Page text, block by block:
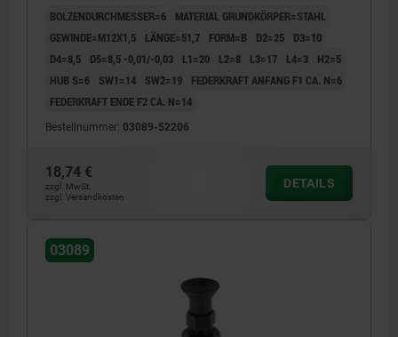
SCHWARZGRAU RAL7021
BOLZENDURCHMESSER=6
MATERIAL GRUNDKÖRPER=STAHL
GEWINDE=M12X1,5
LÄNGE=51,7 FORM=B D2=25
D3=10
D4=8,5
D5=8,5 -0,01/-0,03 L1=20 L2=8 L3=17 L4=3
H2=5
HUB S=6
SW1=14 SW2=19
FEDERKRAFT ANFANG F1 CA. N=6
FEDERKRAFT ENDE F2 CA. N=14
Bestellnummer: 03089-52206
18,74 €
zzgl. MwSt.
zzgl. Versandkosten
DETAILS
03089